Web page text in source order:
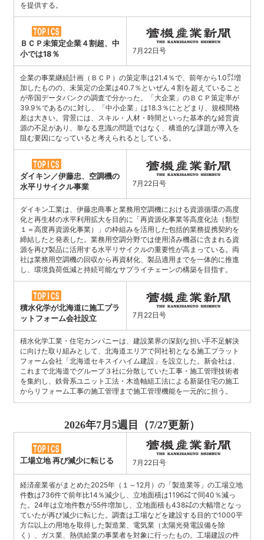
を提供する。
ＢＣＰ未策定企業４割超、中
小では18％
7月22日号
企業の事業継続計画（ＢＣＰ）の策定率は21.4％で、前年から1.0㌽増
加したものの、未策定の企業は40.7％といぜん４割を超えていること
が帝国データバンクの調査で分かった。「大企業」のＢＣＰ策定率が
39.9％であるのに対し、「中小企業」は18.3％にとどまり、規模間格
差は大きい。背景には、スキル・人材・時間といった基本的な経営資
源の不足があり、単なる意識の問題ではなく、構造的な課題が導入を
阻む要因になっていると考えられるとしている。
ダイキン／伊藤忠、空調機の
水平リサイクル事業
7月22日号
ダイキン工業は、伊藤忠商事と業務用空調機における資源循環の高度
化と再生材の水平利用拡大を目的に「再資源化事業等高度化法（類型
１＝高度再資源化事業）」の枠組みを活用した包括的業務提携契約を
締結したと発表した。業務用空調分野では使用済み機器に含まれる資
源を再び製品に活用する水平リサイクルの重要性が高まっている。両
社は業務用空調機の回収から再資材化、製品適用までを一体的に推進
し、環境負荷低減と持続可能なサプライチェーンの構築を目指す。
積水化学が北海道に施工プラ
ットフォーム会社設立
7月22日号
積水化学工業・住宅カンパニーは、建設業界の深刻な担い手不足解決
に向けた取り組みとして、北海道エリアで同社初となる施工プラット
フォーム会社「北海道セキスイハイム建設」を設立した。新会社は、
これまで北海道でグループ３社に分散していた工事・施工管理技術者
を集約し、鉄骨系ユニット工法・木造軸組工法による新築住宅の施工
からリフォーム工事の施工管理まで施工管理機能を一元的に担う。
2026年7月5週目（7/27更新）
工場立地 再び減少に転じる 7月22日号
経済産業省がまとめた2025年（１～12月）の「製造業等」の工場立地
件数は736件で前年比14％減少し、立地面積は1196㌶で同40％減っ
た。24年は立地件数が55件増加し、立地面積も438㌶の大幅増となっ
ていたが再び減少に転じた。調査は工場などを建設する目的で1000平
方㍍以上の用地を取得した製造業、電気業（太陽光発電設備を除
く）、ガス業、熱供給業の事業者を対象に行ったもの。工場建設の件